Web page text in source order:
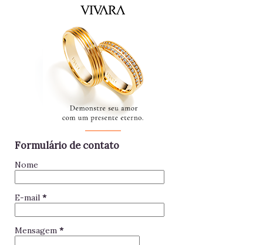
raramente contribuem para a equipe - mantenha distância e
foque no seu trabalho. Impac...
Formulário de contato
Nome
E-mail *
Mensagem *